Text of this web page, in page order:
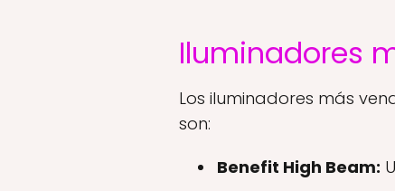
Iluminadores
Los iluminadores más
son:
Benefit High Beam: